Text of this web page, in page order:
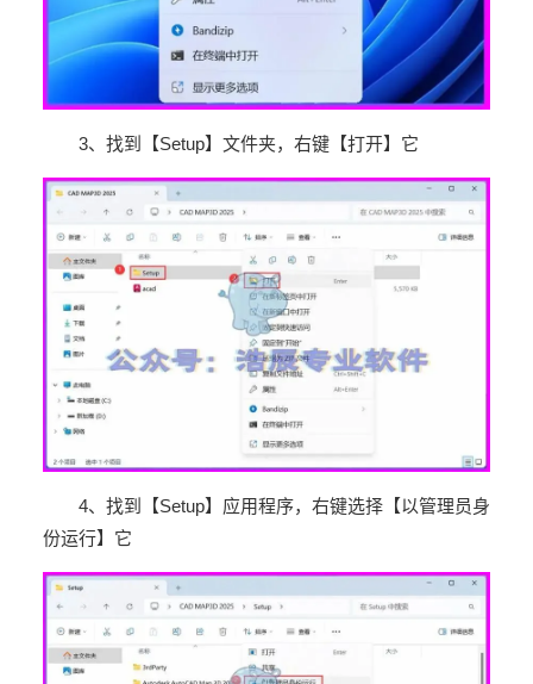
3、找到【Setup】文件夹，右键【打开】它
4、找到【Setup】应用程序，右键选择【以管理员身
份运行】它